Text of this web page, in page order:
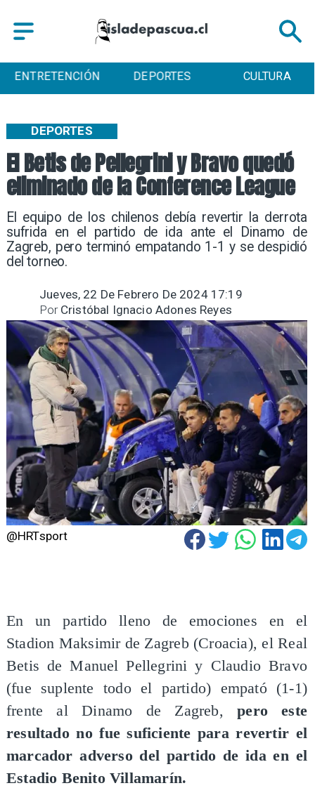
ENTRETENCIÓN DEPORTES CULTURA
El Betis de Pellegrini y Bravo quedó
eliminado de la Conference League
El equipo de los chilenos debía revertir la derrota
sufrida en el partido de ida ante el Dinamo de
Zagreb, pero terminó empatando 1-1 y se despidió
del torneo.
DEPORTES
Jueves, 22 De Febrero De 2024 17:19
Cristóbal Ignacio Adones Reyes
Por
@HRTsport
En un partido lleno de emociones en el
Stadion Maksimir de Zagreb (Croacia), el Real
Betis de Manuel Pellegrini y Claudio Bravo
(fue suplente todo el partido) empató (1-1)
frente al Dinamo de Zagreb,pero este
resultado no fue suficiente para revertir el
marcador adverso del partido de ida en el
Estadio Benito Villamarín.